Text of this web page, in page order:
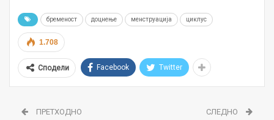
бременост доцнење менструација циклус
1.708
Сподели Facebook Twitter
ПРЕТХОДНО СЛЕДНО